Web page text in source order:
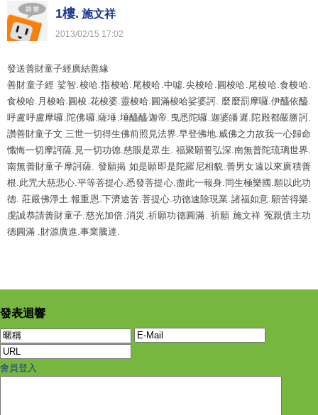
1樓. 施文祥
2013/02/15 17:02
發送善財童子經廣結善緣
善財童子經 娑智.梭哈.指梭哈.尾梭哈.中噓.尖梭哈.圓梭哈.尾梭哈.食梭哈.
食梭哈.月梭哈.圓梭.花梭婆.靈梭哈.圓滿梭哈娑婆訶. 麼麼罰摩囉.伊醯依醯.
呼盧呼盧摩囉.陀佛囉.薩埵.埵醯醯迦帝.曳悉陀囉.迦婆皤遲.陀殿都嚴勝訶.
讚善財童子文 三世一切得生佛前照見法界.早登佛地.威佛之力故我一心歸命
懺悔一切摩訶薩.見一切功德.慈眼是眾生. 福聚願誓弘深.南無普陀琉璃世界.
南無善財童子摩訶薩. 發願揭 如是願即是陀羅尼相貌.善男女遠以來廣積善
根.此咒大慈悲心.平等菩提心.悉發菩提心.盡此一報身.同生極樂國.願以此功
德. 莊嚴佛淨土.報重恩.下濟途苦.菩提心.功德速除現業.諸福如意.願苦得樂.
虔誠恭請善財童子.慈光加倍.消災.祈願功德圓滿. 祈願 施文祥 冤親債主功
德圓滿 .財源廣進.事業騰達.
發表迴響
會員登入